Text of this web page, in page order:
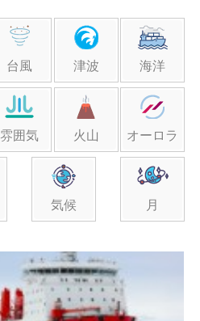
台風 津波 海洋
雰囲気 火山 オーロラ
気候 月